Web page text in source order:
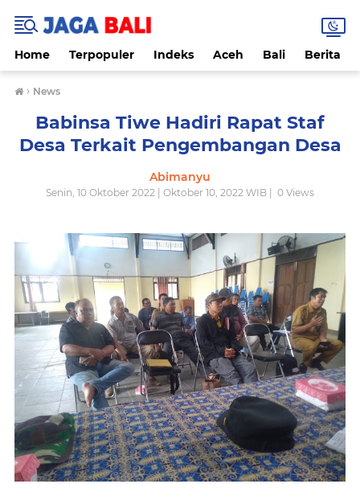
Home Terpopuler Indeks Aceh Bali Berita
› News
Babinsa Tiwe Hadiri Rapat Staf
Desa Terkait Pengembangan Desa
Abimanyu
Senin, 10 Oktober 2022 | Oktober 10, 2022 WIB | 0 Views